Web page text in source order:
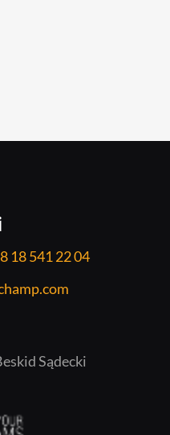
18 541 22 04
Sądecki